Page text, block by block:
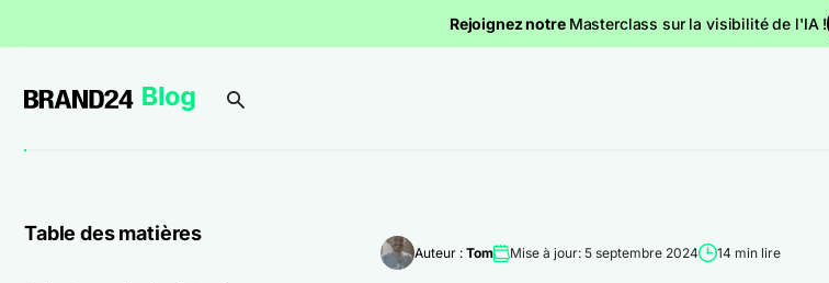
Rejoignez notre Masterclass sur la visibilité de l'IA !
Table des matières
Auteur : Tom Mise à jour: 5 septembre 2024 14 min lire